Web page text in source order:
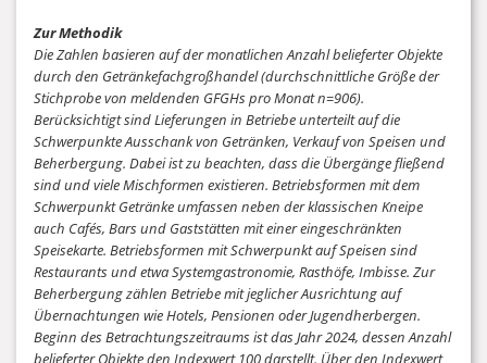
Zur Methodik
Die Zahlen basieren auf der monatlichen Anzahl belieferter Objekte
durch den Getränkefachgroßhandel (durchschnittliche Größe der
Stichprobe von meldenden GFGHs pro Monat n=906).
Berücksichtigt sind Lieferungen in Betriebe unterteilt auf die
Schwerpunkte Ausschank von Getränken, Verkauf von Speisen und
Beherbergung. Dabei ist zu beachten, dass die Übergänge fließend
sind und viele Mischformen existieren. Betriebsformen mit dem
Schwerpunkt Getränke umfassen neben der klassischen Kneipe
auch Cafés, Bars und Gaststätten mit einer eingeschränkten
Speisekarte. Betriebsformen mit Schwerpunkt auf Speisen sind
Restaurants und etwa Systemgastronomie, Rasthöfe, Imbisse. Zur
Beherbergung zählen Betriebe mit jeglicher Ausrichtung auf
Übernachtungen wie Hotels, Pensionen oder Jugendherbergen.
Beginn des Betrachtungszeitraums ist das Jahr 2024, dessen Anzahl
belieferter Objekte den Indexwert 100 darstellt. Über den Indexwert